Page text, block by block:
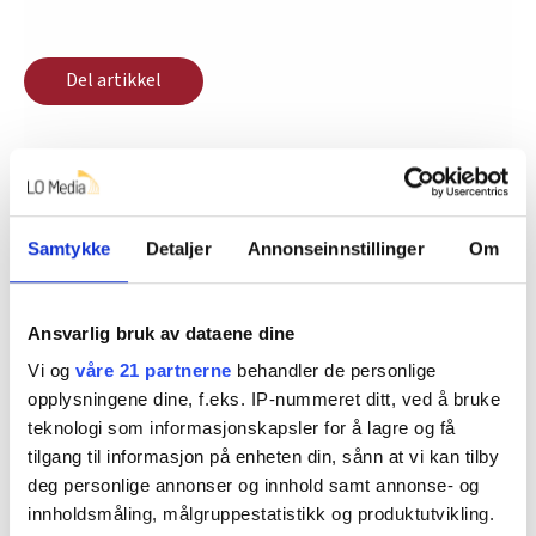
Samtykke Detaljer Annonseinnstillinger Om
Ansvarlig bruk av dataene dine
Vi og våre 21 partnerne behandler de personlige
opplysningene dine, f.eks. IP-nummeret ditt, ved å bruke
teknologi som informasjonskapsler for å lagre og få
tilgang til informasjon på enheten din, sånn at vi kan tilby
deg personlige annonser og innhold samt annonse- og
innholdsmåling, målgruppestatistikk og produktutvikling.
Del artikkel
Nå:4stillingsannonser
Regionleder Region Indre Øst
Fellesforbundet